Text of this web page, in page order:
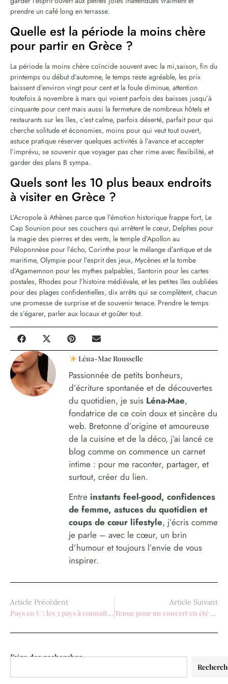
Faire des recherches
prendre un café long en terrasse.
Quelle est la période la moins chère
pour partir en Grèce ?
La période la moins chère coïncide souvent avec la mi,saison, fin du
printemps ou début d’automne, le temps reste agréable, les prix
baissent d’environ vingt pour cent et la foule diminue, attention
toutefois à novembre à mars qui voient parfois des baisses jusqu’à
cinquante pour cent mais aussi la fermeture de nombreux hôtels et
restaurants sur les îles, c’est calme, parfois déserté, parfait pour qui
cherche solitude et économies, moins pour qui veut tout ouvert,
astuce pratique réserver quelques activités à l’avance et accepter
l’imprévu, se souvenir que voyager pas cher rime avec flexibilité, et
garder des plans B sympa.
Quels sont les 10 plus beaux endroits
à visiter en Grèce ?
L’Acropole à Athènes parce que l’émotion historique frappe fort, Le
Cap Sounion pour ses couchers qui arrêtent le cœur, Delphes pour
la magie des pierres et des vents, le temple d’Apollon au
Péloponnèse pour l’écho, Corinthe pour le mélange d’antique et de
maritime, Olympie pour l’esprit des jeux, Mycènes et la tombe
d’Agamemnon pour les mythes palpables, Santorin pour les cartes
postales, Rhodes pour l’histoire médiévale, et les petites îles oubliées
pour des plages confidentielles, dix arrêts qui se complètent, chacun
une promesse de surprise et de souvenir tenace. Prendre le temps
de s’égarer, parler aux locaux et goûter tout.
Léna-Mae Rousselle
Passionnée de petits bonheurs,
d’écriture spontanée et de découvertes
du quotidien, je suis Léna-Mae,
fondatrice de ce coin doux et sincère du
web. Bretonne d’origine et amoureuse
de la cuisine et de la déco, j’ai lancé ce
blog comme on commence un carnet
intime : pour me raconter, partager, et
surtout, créer du lien.
Entre instants feel-good, confidences
de femme, astuces du quotidien et
coups de cœur lifestyle, j’écris comme
je parle – avec le cœur, un brin
d’humour et toujours l’envie de vous
inspirer.
Article Précédent
Pays en U : les 3 pays à connaître et leurs capitales
Article Suivant
Tenue pour un concert en été : les 9 looks stylés et confortables